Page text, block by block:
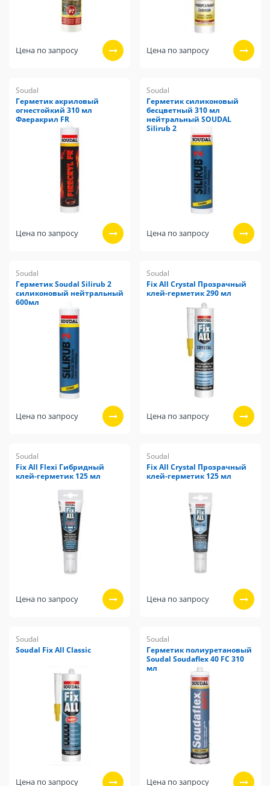
Цена по запросу Цена по запросу
Soudal
Герметик акриловый
огнестойкий 310 мл
Фаеракрил FR
Цена по запросу
Soudal
Герметик силиконовый
бесцветный 310 мл
нейтральный SOUDAL
Silirub 2
Цена по запросу
Soudal
Герметик Soudal Silirub 2
силиконовый нейтральный
600мл
Цена по запросу
Soudal
Fix All Crystal Прозрачный
клей-герметик 290 мл
Цена по запросу
Soudal
Fix All Flexi Гибридный
клей-герметик 125 мл
Цена по запросу
Soudal
Fix All Crystal Прозрачный
клей-герметик 125 мл
Цена по запросу
Soudal
Soudal Fix All Classic
Цена по запросу
Soudal
Герметик полиуретановый
Soudal Soudaflex 40 FC 310
мл
Цена по запросу